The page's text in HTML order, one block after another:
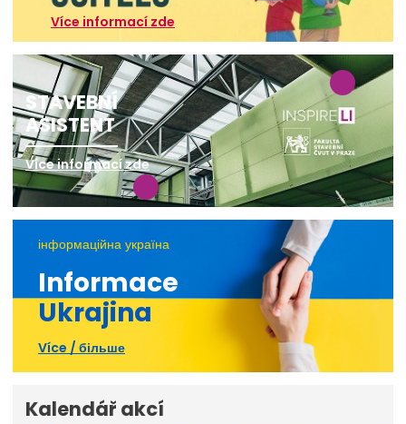
Více informací zde
STAVEBNÍ
ASISTENT
Více informací zde
інформаційна україна
Informace
Ukrajina
Více / більше
Kalendář akcí